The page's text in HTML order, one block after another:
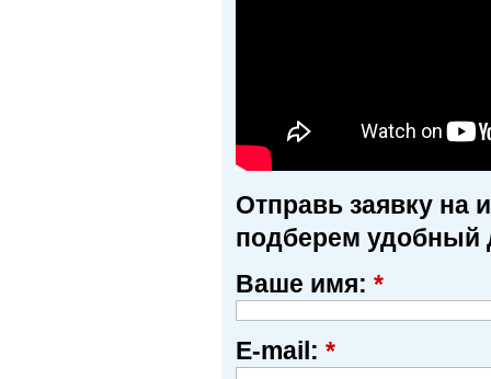
Отправь заявку на
подберем удобный
Ваше имя: *
E-mail: *